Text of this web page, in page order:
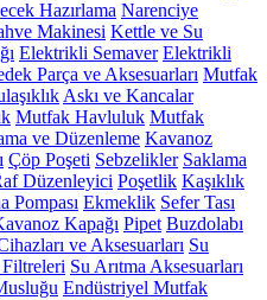
Hazırlama Narenciye
Makinesi Kettle ve Su
Elektrikli Semaver Elektrikli
Parça ve Aksesuarları Mutfak
Askı ve Kancalar
Mutfak Havluluk Mutfak
ve Düzenleme Kavanoz
Çöp Poşeti Sebzelikler Saklama
Düzenleyici Poşetlik Kaşıklık
Pompası Ekmeklik Sefer Tası
Kapağı Pipet Buzdolabı
ve Aksesuarları Su
Filtreleri Su Arıtma Aksesuarları
Endüstriyel Mutfak